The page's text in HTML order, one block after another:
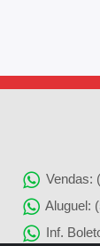
Vendas:
Aluguel:
Inf.